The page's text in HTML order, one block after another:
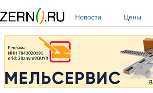
Новости
Цены